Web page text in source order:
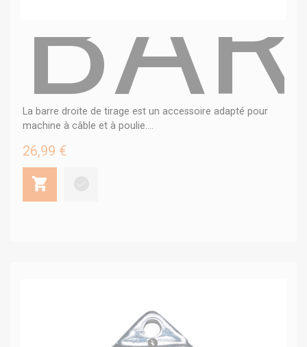
La barre droite de tirage est un accessoire adapté pour
machine à câble et à poulie....
26,99 €